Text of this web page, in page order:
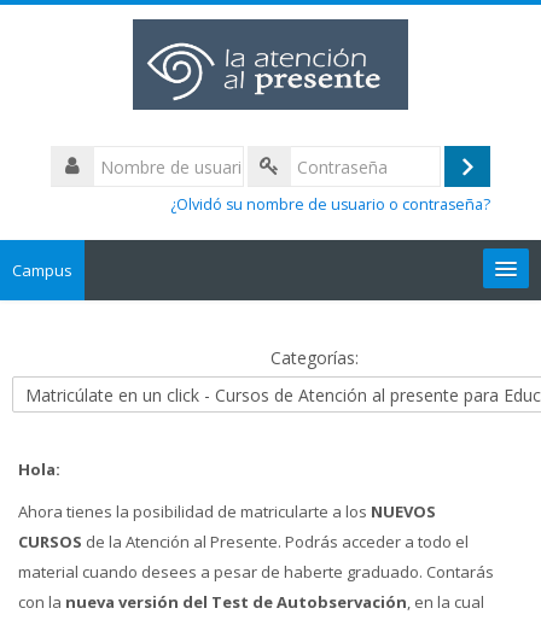
Nombre
de
Acceder
¿Olvidó su nombre de usuario o contraseña?
Campus
Buscar
cursos
Categorías:
Hola:
Ahora tienes la posibilidad de matricularte a los NUEVOS
CURSOS de la Atención al Presente. Podrás acceder a todo el
material cuando desees a pesar de haberte graduado. Contarás
con la nueva versión del Test de Autobservación, en la cual